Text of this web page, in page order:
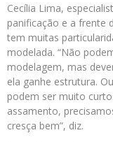
Cecília Lima,
panificação e a frente
tem muitas
modelada. “Não
modelagem, mas
ela ganhe estrutura.
podem ser muito
assamento,
cresça bem”, diz.